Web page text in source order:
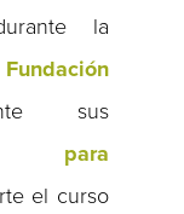
la
Fundación
sus
para
el curso